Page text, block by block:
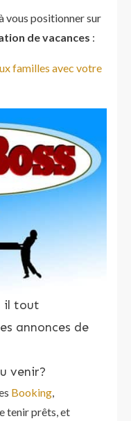
vous positionner sur
de vacances :
familles avec votre
il tout
annonces de
venir?
Booking,
tenir prêts, et